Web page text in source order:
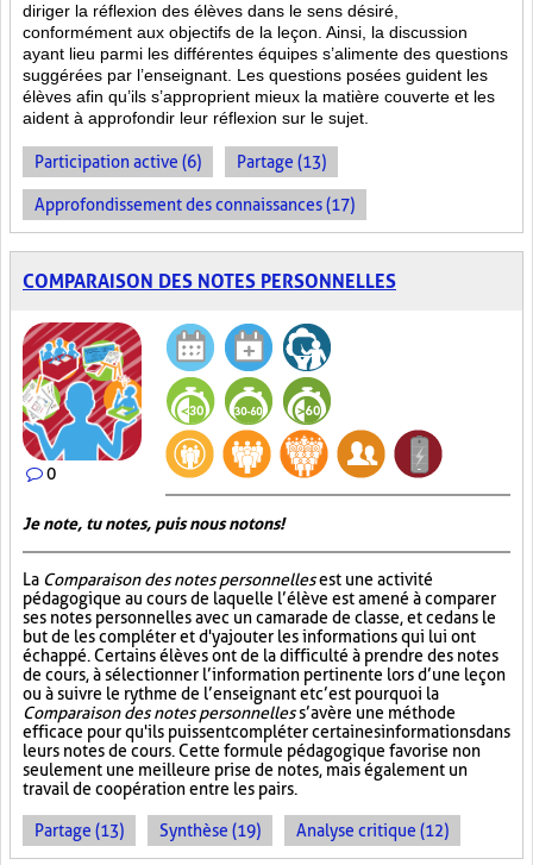
diriger la réflexion des élèves dans le sens désiré,
conformément aux objectifs de la leçon. Ainsi, la discussion
ayant lieu parmi les différentes équipes s’alimente des questions
suggérées par l’enseignant. Les questions posées guident les
élèves afin qu’ils s’approprient mieux la matière couverte et les
aident à approfondir leur réflexion sur le sujet.
Participation active (6) Partage (13)
Approfondissement des connaissances (17)
COMPARAISON DES NOTES PERSONNELLES
0
Je note, tu notes, puis nous notons!
La Comparaison des notes personnellesest une activité
pédagogique au cours de laquelle l’élève est amené à comparer
ses notes personnelles avec un camarade de classe, et ce dans le
but de les compléter et d'y ajouter les informations qui lui ont
échappé. Certains élèves ont de la difficulté à prendre des notes
de cours, à sélectionner l’information pertinente lors d’une leçon
ou à suivre le rythme de l’enseignant et c’est pourquoi la
Comparaison des notes personnelless’avère une méthode
efficace pour qu'ils puissent compléter certaines informations dans
leurs notes de cours. Cette formule pédagogique favorise non
seulement une meilleure prise de notes, mais également un
travail de coopération entre les pairs.
Partage (13) Synthèse (19) Analyse critique (12)